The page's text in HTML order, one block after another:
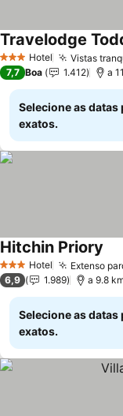
3 EstrelasHotel Vistas
Travelodge
7,7 Boa 1.412 a
Selecione as
exatos.
3 EstrelasHotel Extenso
Hitchin Priory
6,9 1.989 a 9.8
Selecione as
exatos.